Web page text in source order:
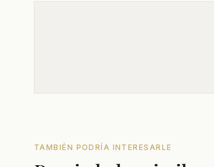
TAMBIÉN PODRÍA INTERESARLE